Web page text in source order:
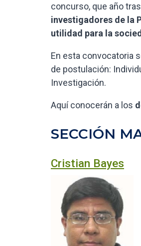
concurso, que año
investigadores de la
utilidad para la
En esta convocatoria
de postulación:
Investigación.
Aquí conocerán a los
SECCIÓN
Cristian Bayes